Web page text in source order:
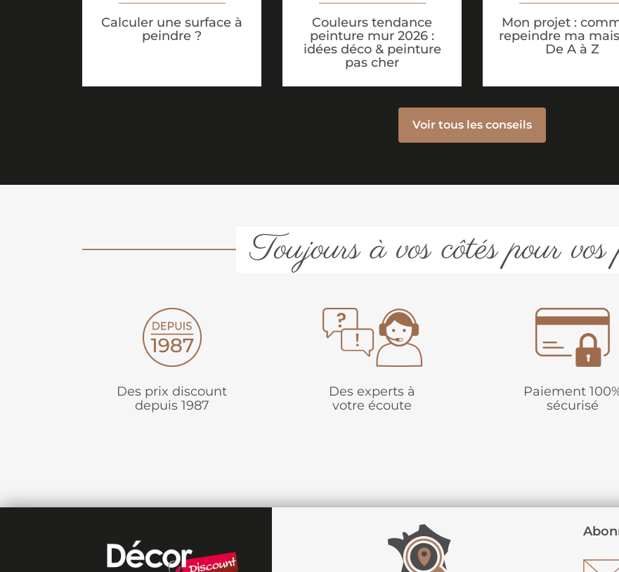
Calculer une surface à
peindre ?
Couleurs tendance
peinture mur 2026 :
idées déco & peinture
pas cher
Mon projet :
repeindre ma
De A à Z
Voir tous les conseils
Toujours à vos côtés pour vos
Des prix discount
depuis 1987
Des experts à
votre écoute
Paiement
sécurisé